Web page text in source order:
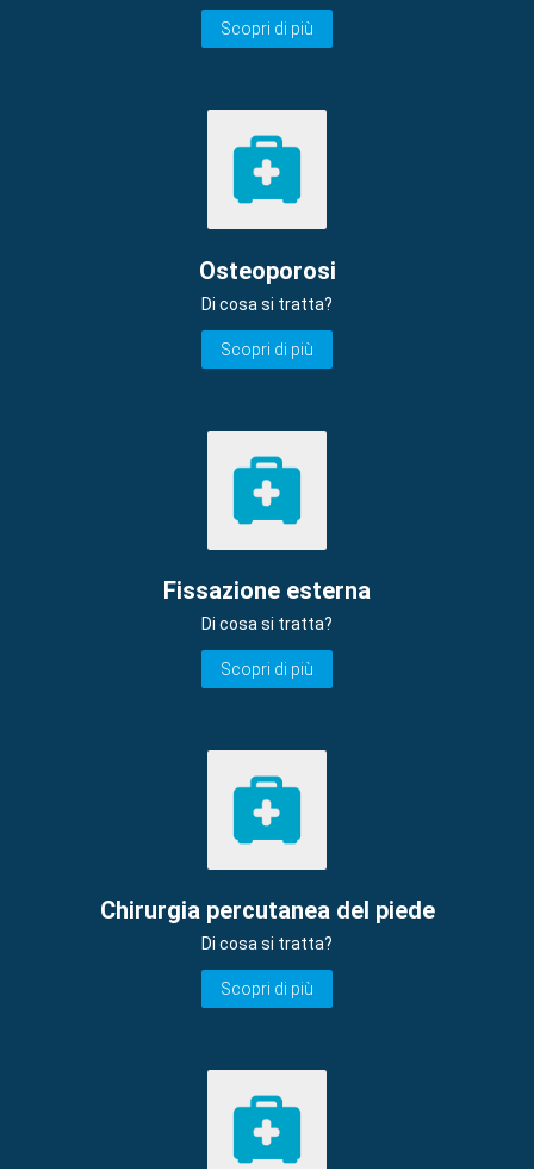
Scopri di più
Osteoporosi
Di cosa si tratta?
Scopri di più
Fissazione esterna
Di cosa si tratta?
Scopri di più
Chirurgia percutanea del piede
Di cosa si tratta?
Scopri di più